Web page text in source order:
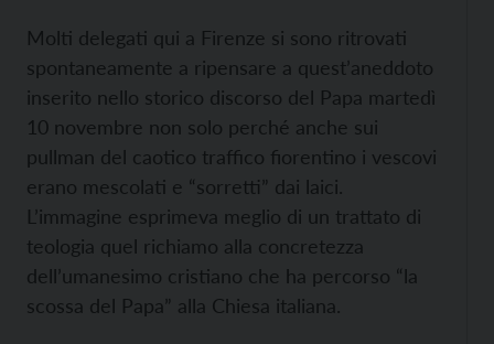
Molti delegati qui a Firenze si sono ritrovati
spontaneamente a ripensare a quest’aneddoto
inserito nello storico discorso del Papa martedì
10 novembre non solo perché anche sui
pullman del caotico traffico fiorentino i vescovi
erano mescolati e “sorretti” dai laici.
L’immagine esprimeva meglio di un trattato di
teologia quel richiamo alla concretezza
dell’umanesimo cristiano che ha percorso “la
scossa del Papa” alla Chiesa italiana.